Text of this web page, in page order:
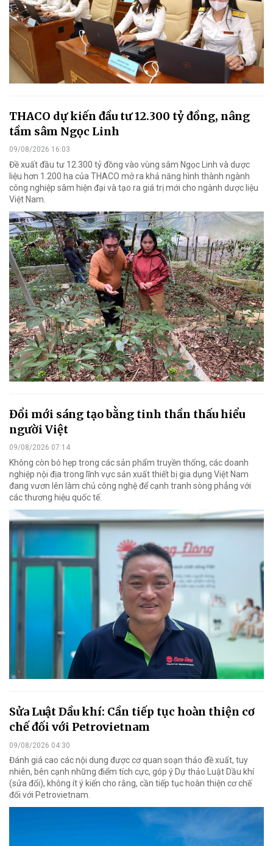
THACO dự kiến đầu tư 12.300 tỷ đồng, nâng
tầm sâm Ngọc Linh
09/08/2026 16:03
Đề xuất đầu tư 12.300 tỷ đồng vào vùng sâm Ngọc Linh và dược
liệu hơn 1.200 ha của THACO mở ra khả năng hình thành ngành
công nghiệp sâm hiện đại và tạo ra giá trị mới cho ngành dược liệu
Việt Nam.
Đổi mới sáng tạo bằng tinh thần thấu hiểu
người Việt
09/08/2026 07:14
Không còn bó hẹp trong các sản phẩm truyền thống, các doanh
nghiệp nội địa trong lĩnh vực sản xuất thiết bị gia dụng Việt Nam
đang vươn lên làm chủ công nghệ để cạnh tranh sòng phẳng với
các thương hiệu quốc tế.
Sửa Luật Dầu khí: Cần tiếp tục hoàn thiện cơ
chế đối với Petrovietnam
09/08/2026 04:30
Đánh giá cao các nội dung được cơ quan soạn thảo đề xuất, tuy
nhiên, bên cạnh những điểm tích cực, góp ý Dự thảo Luật Dầu khí
(sửa đổi), không ít ý kiến cho rằng, cần tiếp tục hoàn thiện cơ chế
đối với Petrovietnam.